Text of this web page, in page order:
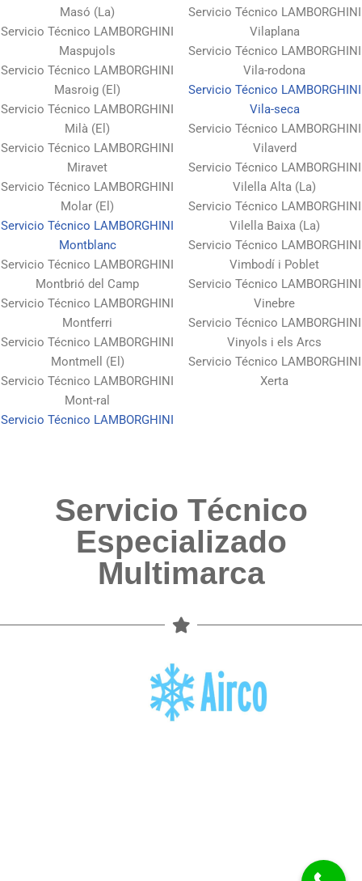
Masó (La)
Servicio Técnico LAMBORGHINI
Maspujols
Servicio Técnico LAMBORGHINI
Masroig (El)
Servicio Técnico LAMBORGHINI
Milà (El)
Servicio Técnico LAMBORGHINI
Miravet
Servicio Técnico LAMBORGHINI
Molar (El)
Servicio Técnico LAMBORGHINI
Montblanc
Servicio Técnico LAMBORGHINI
Montbrió del Camp
Servicio Técnico LAMBORGHINI
Montferri
Servicio Técnico LAMBORGHINI
Montmell (El)
Servicio Técnico LAMBORGHINI
Mont-ral
Servicio Técnico LAMBORGHINI
Servicio Técnico LAMBORGHINI
Vilaplana
Servicio Técnico LAMBORGHINI
Vila-rodona
Servicio Técnico LAMBORGHINI
Vila-seca
Servicio Técnico LAMBORGHINI
Vilaverd
Servicio Técnico LAMBORGHINI
Vilella Alta (La)
Servicio Técnico LAMBORGHINI
Vilella Baixa (La)
Servicio Técnico LAMBORGHINI
Vimbodí i Poblet
Servicio Técnico LAMBORGHINI
Vinebre
Servicio Técnico LAMBORGHINI
Vinyols i els Arcs
Servicio Técnico LAMBORGHINI
Xerta
Servicio Técnico
Especializado
Multimarca